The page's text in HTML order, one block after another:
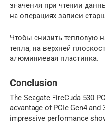
значения при чтении
на операциях записи
Чтобы снизить тепловую
тепла, на верхней
алюминиевая пластинка.
Conclusion
The Seagate FireCuda 530
advantage of PCIe Gen4 and
impressive performance